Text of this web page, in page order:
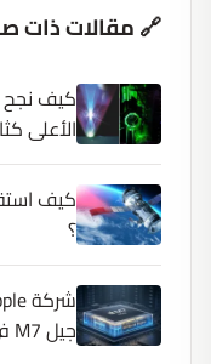
🔗 مقالات ذات
الأعلى
كيف
؟
جيل M7 في تحول جذري للذكاء الاصطناعي